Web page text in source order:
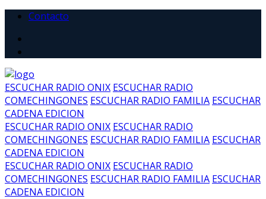
Contacto
ESCUCHAR RADIO ONIX ESCUCHAR RADIO
COMECHINGONES ESCUCHAR RADIO FAMILIA ESCUCHAR
CADENA EDICION
ESCUCHAR RADIO ONIX ESCUCHAR RADIO
COMECHINGONES ESCUCHAR RADIO FAMILIA ESCUCHAR
CADENA EDICION
ESCUCHAR RADIO ONIX ESCUCHAR RADIO
COMECHINGONES ESCUCHAR RADIO FAMILIA ESCUCHAR
CADENA EDICION